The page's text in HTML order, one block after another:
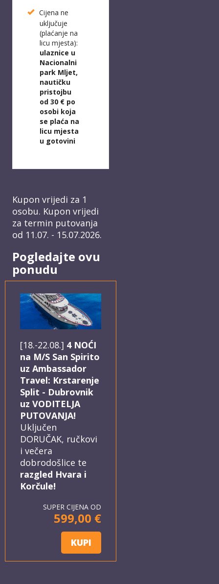
Cijena ne
uključuje
(plaćanje na
licu mjesta):
ulaznice u
Nacionalni
park Mljet,
nautičku
pristojbu
od 30 € po
osobi koja
se plaća na
licu mjesta
u gotovini
Kupon vrijedi za 1
osobu. Kupon vrijedi
za termin putovanja
od 11.07. - 15.07.2026.
Pogledajte ovu
ponudu
[18.-22.08.] 4 NOĆI
na M/S San Spirito
uz Ambassador
Travel: Krstarenje
Split - Dubrovnik
uz VODITELJA
PUTOVANJA!
Uključen
DORUČAK, ručkovi
i večera
dobrodošlice te
razgled Hvara i
Korčule!
SUPER CIJENA OD
599,00 €
KUPI